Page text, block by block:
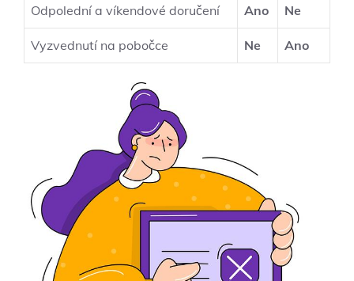
Odpolední a víkendové doručení Ano Ne
Vyzvednutí na pobočce Ne Ano